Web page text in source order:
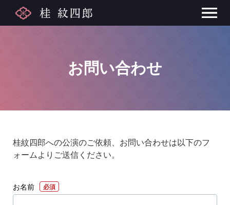
お問い合わせ
桂紋四郎への公演のご依頼、お問い合わせは以下のフ
ォームよりご送信ください。
お名前 必須